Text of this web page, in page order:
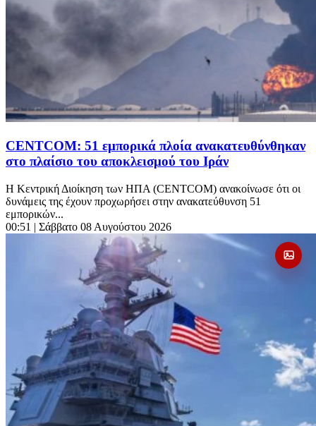
CENTCOM: 51 εμπορικά πλοία ανακατευθύνθηκαν
στο πλαίσιο του αποκλεισμού του Ιράν
Η Κεντρική Διοίκηση των ΗΠΑ (CENTCOM) ανακοίνωσε ότι οι
δυνάμεις της έχουν προχωρήσει στην ανακατεύθυνση 51
εμπορικών...
00:51 | Σάββατο 08 Αυγούστου 2026